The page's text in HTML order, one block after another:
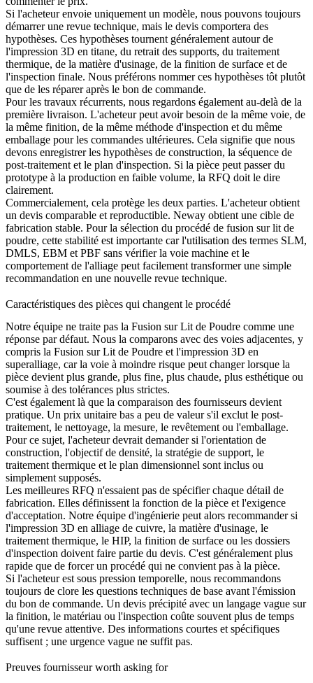
Si l'acheteur envoie uniquement un modèle, nous pouvons toujours
démarrer une revue technique, mais le devis comportera des
hypothèses. Ces hypothèses tournent généralement autour de
l'impression 3D en titane, du retrait des supports, du traitement
thermique, de la matière d'usinage, de la finition de surface et de
l'inspection finale. Nous préférons nommer ces hypothèses tôt plutôt
que de les réparer après le bon de commande.
Pour les travaux récurrents, nous regardons également au-delà de la
première livraison. L'acheteur peut avoir besoin de la même voie, de
la même finition, de la même méthode d'inspection et du même
emballage pour les commandes ultérieures. Cela signifie que nous
devons enregistrer les hypothèses de construction, la séquence de
post-traitement et le plan d'inspection. Si la pièce peut passer du
prototype à la production en faible volume, la RFQ doit le dire
clairement.
Commercialement, cela protège les deux parties. L'acheteur obtient
un devis comparable et reproductible. Neway obtient une cible de
fabrication stable. Pour la sélection du procédé de fusion sur lit de
poudre, cette stabilité est importante car l'utilisation des termes SLM,
DMLS, EBM et PBF sans vérifier la voie machine et le
comportement de l'alliage peut facilement transformer une simple
recommandation en une nouvelle revue technique.
Caractéristiques des pièces qui changent le procédé
Notre équipe ne traite pas la Fusion sur Lit de Poudre comme une
réponse par défaut. Nous la comparons avec des voies adjacentes, y
compris la Fusion sur Lit de Poudre et l'impression 3D en
superalliage, car la voie à moindre risque peut changer lorsque la
pièce devient plus grande, plus fine, plus chaude, plus esthétique ou
soumise à des tolérances plus strictes.
C'est également là que la comparaison des fournisseurs devient
pratique. Un prix unitaire bas a peu de valeur s'il exclut le post-
traitement, le nettoyage, la mesure, le revêtement ou l'emballage.
Pour ce sujet, l'acheteur devrait demander si l'orientation de
construction, l'objectif de densité, la stratégie de support, le
traitement thermique et le plan dimensionnel sont inclus ou
simplement supposés.
Les meilleures RFQ n'essaient pas de spécifier chaque détail de
fabrication. Elles définissent la fonction de la pièce et l'exigence
d'acceptation. Notre équipe d'ingénierie peut alors recommander si
l'impression 3D en alliage de cuivre, la matière d'usinage, le
traitement thermique, le HIP, la finition de surface ou les dossiers
d'inspection doivent faire partie du devis. C'est généralement plus
rapide que de forcer un procédé qui ne convient pas à la pièce.
Si l'acheteur est sous pression temporelle, nous recommandons
toujours de clore les questions techniques de base avant l'émission
du bon de commande. Un devis précipité avec un langage vague sur
la finition, le matériau ou l'inspection coûte souvent plus de temps
qu'une revue attentive. Des informations courtes et spécifiques
suffisent ; une urgence vague ne suffit pas.
Preuves fournisseur worth asking for